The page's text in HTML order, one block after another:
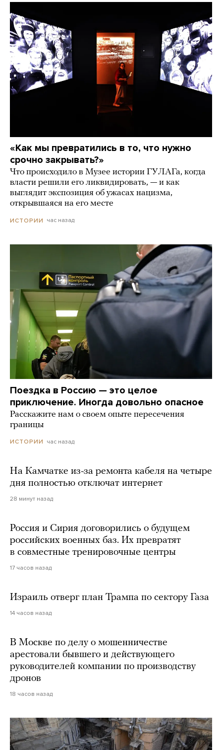
«Как мы превратились в то, что нужно
срочно закрывать?»
Что происходило в Музее истории ГУЛАГа, когда
власти решили его ликвидировать, — и как
выглядит экспозиция об ужасах нацизма,
открывшаяся на его месте
ИСТОРИИ час назад
Поездка в Россию — это целое
приключение. Иногда довольно опасное
Расскажите нам о своем опыте пересечения
границы
ИСТОРИИ час назад
На Камчатке из-за ремонта кабеля на четыре
дня полностью отключат интернет
28 минут назад
Россия и Сирия договорились о будущем
российских военных баз. Их превратят
в совместные тренировочные центры
17 часов назад
Израиль отверг план Трампа по сектору Газа
14 часов назад
В Москве по делу о мошенничестве
арестовали бывшего и действующего
руководителей компании по производству
дронов
18 часов назад